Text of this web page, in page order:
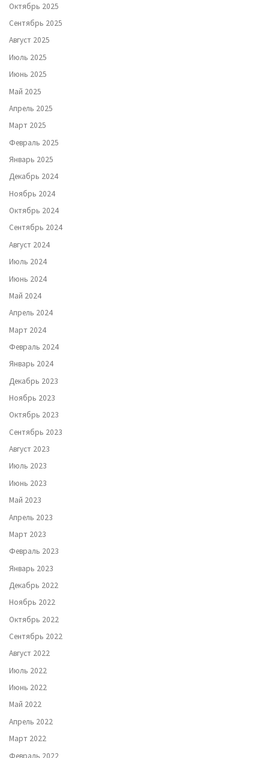
Октябрь 2025
Сентябрь 2025
Август 2025
Июль 2025
Июнь 2025
Май 2025
Апрель 2025
Март 2025
Февраль 2025
Январь 2025
Декабрь 2024
Ноябрь 2024
Октябрь 2024
Сентябрь 2024
Август 2024
Июль 2024
Июнь 2024
Май 2024
Апрель 2024
Март 2024
Февраль 2024
Январь 2024
Декабрь 2023
Ноябрь 2023
Октябрь 2023
Сентябрь 2023
Август 2023
Июль 2023
Июнь 2023
Май 2023
Апрель 2023
Март 2023
Февраль 2023
Январь 2023
Декабрь 2022
Ноябрь 2022
Октябрь 2022
Сентябрь 2022
Август 2022
Июль 2022
Июнь 2022
Май 2022
Апрель 2022
Март 2022
Февраль 2022